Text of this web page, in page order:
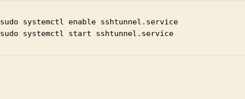
sudo systemctl enable sshtunnel.service
sudo systemctl start sshtunnel.service